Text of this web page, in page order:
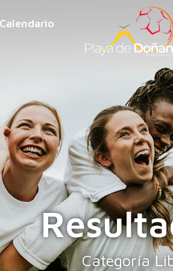
Calendario
Categoría